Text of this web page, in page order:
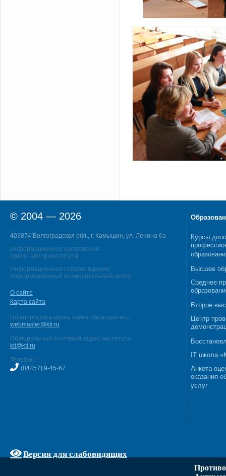
© 2004 — 2026
403874 Волгоградская обл., г. Камышин, ул. Ленина 6а
Информационное наполнение:
пресс–центр института
Информационное сопровождение:
информационный вычислительный центр
О сайте
Карта сайта
По вопросам работы сайта обращайтесь:
webmaster@kti.ru
Официальный почтовый адрес института:
kti@kti.ru
Телефон:
(84457) 9-45-67
Версия для слабовидящих
Курсы
Высшее
Среднее
Второе
Центр
IT школа
Анкета
оказания
услуг